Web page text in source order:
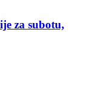
za subotu,